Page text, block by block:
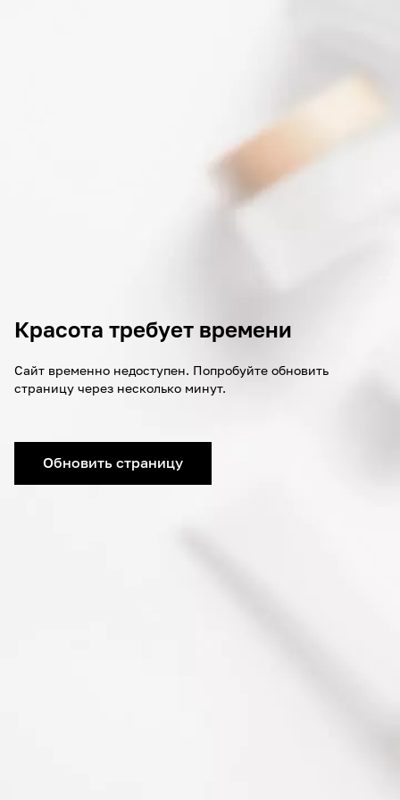
Красота требует времени
Сайт временно недоступен. Попробуйте обновить
страницу через несколько минут.
Обновить страницу